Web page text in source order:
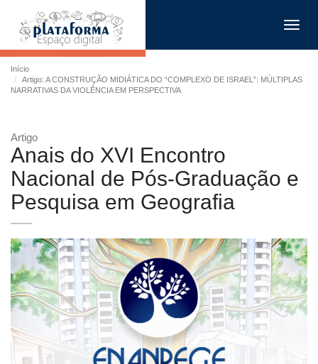
Início
Artigo: A CONSTRUÇÃO MIDIÁTICA DO “COMPLEXO DE ISRAEL”: MÚLTIPLAS
NARRATIVAS DA VIOLÊNCIA EM PERSPECTIVA
Artigo
Anais do XVI Encontro
Nacional de Pós-Graduação e
Pesquisa em Geografia